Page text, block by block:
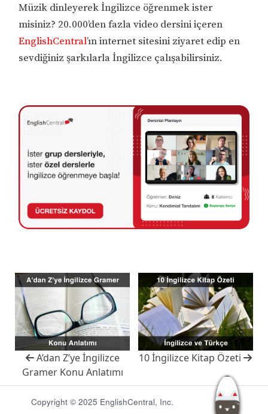
Müzik dinleyerek İngilizce öğrenmek ister
misiniz? 20.000’den fazla video dersini içeren
EnglishCentral’ın internet sitesini ziyaret edip en
sevdiğiniz şarkılarla İngilizce çalışabilirsiniz.
A’dan Z’ye İngilizce
Gramer Konu Anlatımı
10 İngilizce Kitap Özeti
Copyright © 2025 EnglishCentral, Inc.